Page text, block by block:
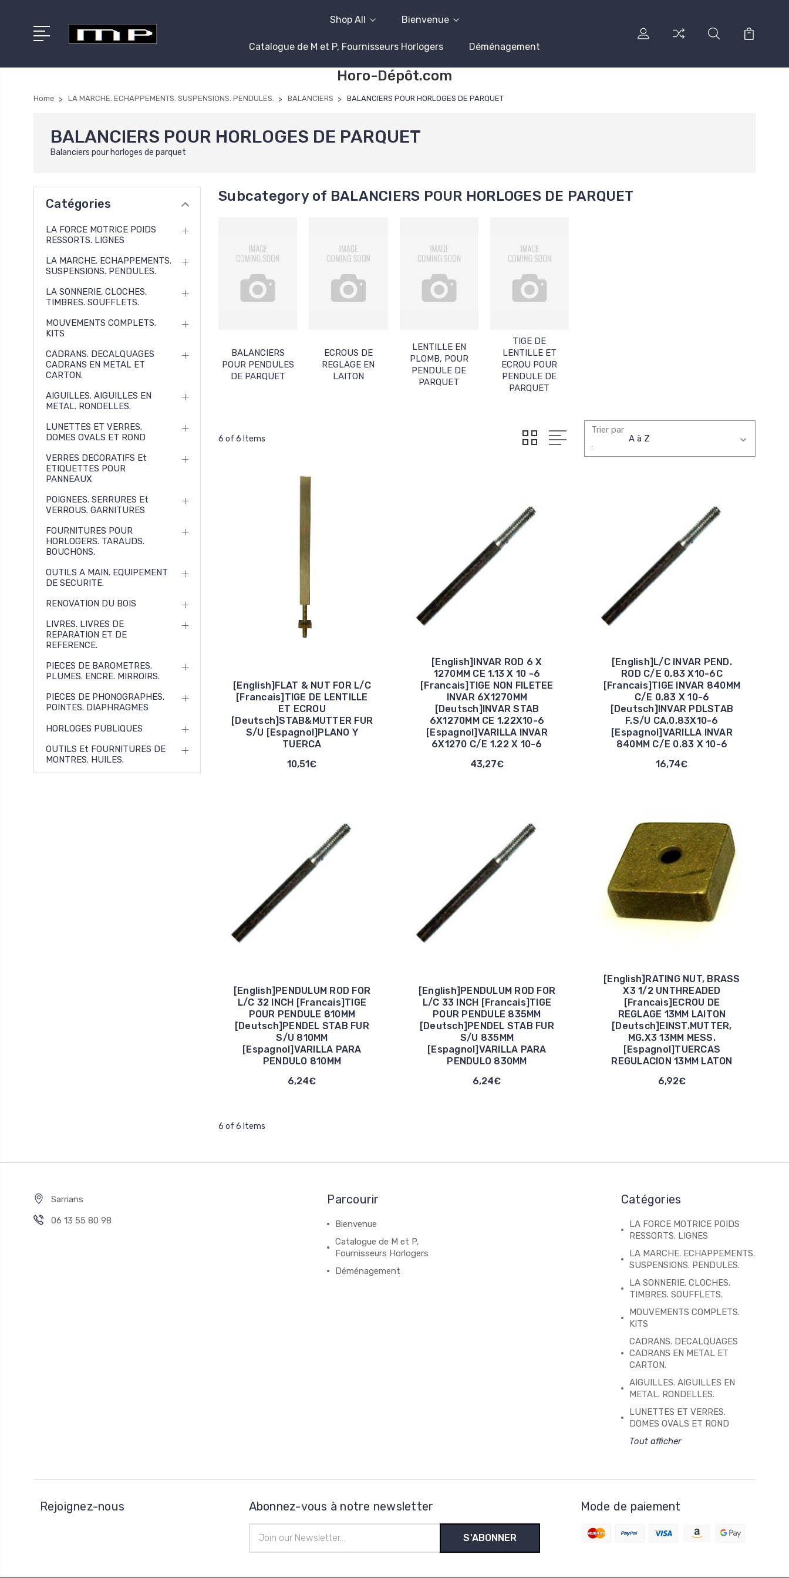
Shop All Bienvenue
Catalogue de M et P, Fournisseurs Horlogers Déménagement
Horo-Dépôt.com
Home LA MARCHE. ECHAPPEMENTS. SUSPENSIONS. PENDULES. BALANCIERS BALANCIERS POUR HORLOGES DE PARQUET
BALANCIERS POUR HORLOGES DE PARQUET
Balanciers pour horloges de parquet
Catégories
LA FORCE MOTRICE POIDS
RESSORTS. LIGNES
LA MARCHE. ECHAPPEMENTS.
SUSPENSIONS. PENDULES.
LA SONNERIE. CLOCHES.
TIMBRES. SOUFFLETS.
MOUVEMENTS COMPLETS.
KITS
CADRANS. DECALQUAGES
CADRANS EN METAL ET
CARTON.
AIGUILLES. AIGUILLES EN
METAL. RONDELLES.
LUNETTES ET VERRES.
DOMES OVALS ET ROND
VERRES DECORATIFS Et
ETIQUETTES POUR
PANNEAUX
POIGNEES. SERRURES Et
VERROUS. GARNITURES
FOURNITURES POUR
HORLOGERS. TARAUDS.
BOUCHONS.
OUTILS A MAIN. EQUIPEMENT
DE SECURITE.
RENOVATION DU BOIS
LIVRES. LIVRES DE
REPARATION ET DE
REFERENCE.
PIECES DE BAROMETRES.
PLUMES. ENCRE. MIRROIRS.
PIECES DE PHONOGRAPHES.
POINTES. DIAPHRAGMES
HORLOGES PUBLIQUES
OUTILS Et FOURNITURES DE
MONTRES. HUILES.
Subcategory of BALANCIERS POUR HORLOGES DE PARQUET
BALANCIERS
POUR PENDULES
DE PARQUET
ECROUS DE
REGLAGE EN
LAITON
LENTILLE EN
PLOMB, POUR
PENDULE DE
PARQUET
TIGE DE
LENTILLE ET
ECROU POUR
PENDULE DE
PARQUET
6 of 6 Items
Trier par
:
[English]FLAT & NUT FOR L/C
[Francais]TIGE DE LENTILLE
ET ECROU
[Deutsch]STAB&MUTTER FUR
S/U [Espagnol]PLANO Y
TUERCA
10,51€
[English]INVAR ROD 6 X
1270MM CE 1.13 X 10 -6
[Francais]TIGE NON FILETEE
INVAR 6X1270MM
[Deutsch]INVAR STAB
6X1270MM CE 1.22X10-6
[Espagnol]VARILLA INVAR
6X1270 C/E 1.22 X 10-6
43,27€
[English]L/C INVAR PEND.
ROD C/E 0.83 X10-6C
[Francais]TIGE INVAR 840MM
C/E 0.83 X 10-6
[Deutsch]INVAR PDLSTAB
F.S/U CA.0.83X10-6
[Espagnol]VARILLA INVAR
840MM C/E 0.83 X 10-6
16,74€
[English]PENDULUM ROD FOR
L/C 32 INCH [Francais]TIGE
POUR PENDULE 810MM
[Deutsch]PENDEL STAB FUR
S/U 810MM
[Espagnol]VARILLA PARA
PENDULO 810MM
6,24€
[English]PENDULUM ROD FOR
L/C 33 INCH [Francais]TIGE
POUR PENDULE 835MM
[Deutsch]PENDEL STAB FUR
S/U 835MM
[Espagnol]VARILLA PARA
PENDULO 830MM
6,24€
[English]RATING NUT, BRASS
X3 1/2 UNTHREADED
[Francais]ECROU DE
REGLAGE 13MM LAITON
[Deutsch]EINST.MUTTER,
MG.X3 13MM MESS.
[Espagnol]TUERCAS
REGULACION 13MM LATON
6,92€
6 of 6 Items
Sarrians
06 13 55 80 98
Parcourir
Bienvenue
Catalogue de M et P,
Fournisseurs Horlogers
Déménagement
Catégories
LA FORCE MOTRICE POIDS
RESSORTS. LIGNES
LA MARCHE. ECHAPPEMENTS.
SUSPENSIONS. PENDULES.
LA SONNERIE. CLOCHES.
TIMBRES. SOUFFLETS.
MOUVEMENTS COMPLETS.
KITS
CADRANS. DECALQUAGES
CADRANS EN METAL ET
CARTON.
AIGUILLES. AIGUILLES EN
METAL. RONDELLES.
LUNETTES ET VERRES.
DOMES OVALS ET ROND
Tout afficher
Rejoignez-nous Abonnez-vous à notre newsletter
mail
Mode de paiement